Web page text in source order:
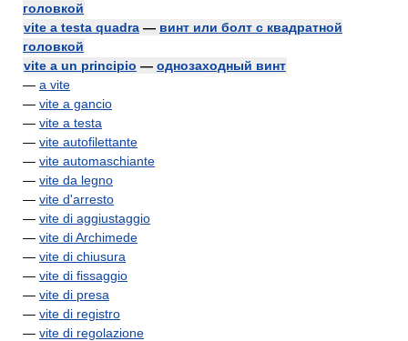
головкой
vite a testa quadra — винт или болт с квадратной
головкой
vite a un principio — однозаходный винт
— a vite
— vite a gancio
— vite a testa
— vite autofilettante
— vite automaschiante
— vite da legno
— vite d'arresto
— vite di aggiustaggio
— vite di Archimede
— vite di chiusura
— vite di fissaggio
— vite di presa
— vite di registro
— vite di regolazione